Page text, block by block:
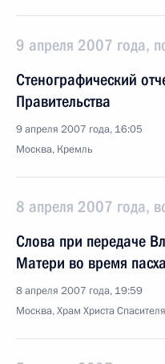
9 апреля 2007 года,
Стенографический
Правительства
9 апреля 2007 года, 16:05
Москва, Кремль
8 апреля 2007 года,
Слова при передаче
Матери во время
8 апреля 2007 года, 19:59
Москва, Храм Христа Спасителя